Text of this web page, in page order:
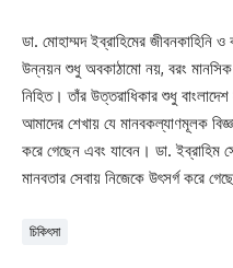
ডা. মোহাম্মদ ইব্রাহিমের জীবনকাহিনি
উন্নয়ন শুধু অবকাঠামো নয়, বরং মানসিক
নিহিত। তাঁর উত্তরাধিকার শুধু
আমাদের শেখায় যে মানবকল্যাণমূলক
করে গেছেন এবং যাবেন। ডা.
মানবতার সেবায় নিজেকে উৎসর্গ করে
চিকিৎসা